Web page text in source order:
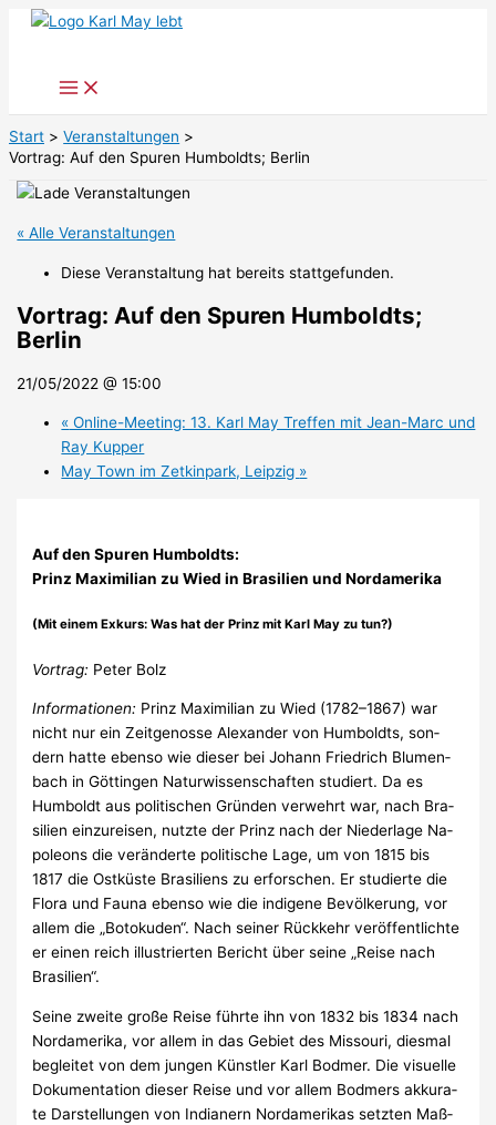
Zum
Start
Veranstaltungen
Vortrag: Auf den Spuren Humboldts; Berlin
« Alle Veranstaltungen
Diese Veranstaltung hat bereits stattgefunden.
Vortrag: Auf den Spuren Humboldts;
Berlin
21/05/2022 @ 15:00
« Online-Meeting: 13. Karl May Treffen mit Jean-Marc und
Ray Kupper
May Town im Zetkinpark, Leipzig »
Auf den Spuren Humboldts:
Prinz Maximilian zu Wied in Brasilien und Nordamerika
(Mit einem Exkurs: Was hat der Prinz mit Karl May zu tun?)
Vortrag: Peter Bolz
Informationen: Prinz Maximilian zu Wied (1782–1867) war
nicht nur ein Zeit­ge­nos­se Alexan­der von Hum­boldts, son­
dern hat­te eben­so wie die­ser bei Jo­hann Fried­rich Blu­men­
bach in Göt­tin­gen Na­tur­wis­sen­schaf­ten stu­diert. Da es
Hum­boldt aus po­li­ti­schen Grün­den ver­wehrt war, nach Bra­
si­li­en ein­zu­rei­sen, nutz­te der Prinz nach der Nie­der­la­ge Na­
po­le­ons die ver­än­der­te po­li­ti­sche La­ge, um von 1815 bis
1817 die Ost­küs­te Bra­si­li­ens zu er­for­schen. Er stu­dier­te die
Flo­ra und Fau­na eben­so wie die in­di­ge­ne Be­völ­ke­rung, vor
al­lem die „Bo­to­ku­den“. Nach sei­ner Rück­kehr ver­öf­fent­lich­te
er ei­nen reich il­lu­strier­ten Be­richt über sei­ne „Rei­se nach
Bra­si­li­en“.
Seine zweite große Reise führte ihn von 1832 bis 1834 nach
Nordamerika, vor al­lem in das Ge­biet des Mis­sou­ri, dies­mal
be­glei­tet von dem jun­gen Künst­ler Karl Bod­mer. Die vi­su­el­le
Do­ku­men­ta­tion die­ser Rei­se und vor al­lem Bod­mers ak­ku­ra­
te Dar­stel­lun­gen von In­dia­nern Nord­ame­ri­kas setz­ten Maß­